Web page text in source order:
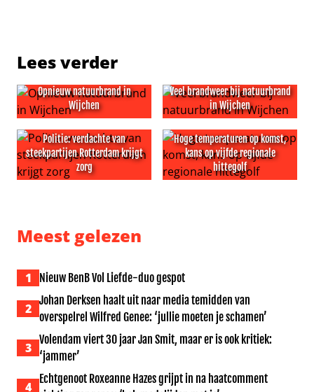
Lees verder
Opnieuw natuurbrand in
Wijchen
Opnieuw natuurbrand in Wijchen
Veel brandweer bij natuurbrand
in Wijchen
Veel brandweer bij
Politie: verdachte van
steekpartijen Rotterdam krijgt
zorg
Hoge temperaturen op komst,
kans op vijfde regionale
hittegolf
Meest gelezen
1 Nieuw BenB Vol Liefde-duo gespot
2
Johan Derksen haalt uit naar media temidden van
overspelrel Wilfred Genee: ‘jullie moeten je schamen’
3
Volendam viert 30 jaar Jan Smit, maar er is ook kritiek:
‘jammer’
4
Echtgenoot Roxeanne Hazes grijpt in na haatcomment